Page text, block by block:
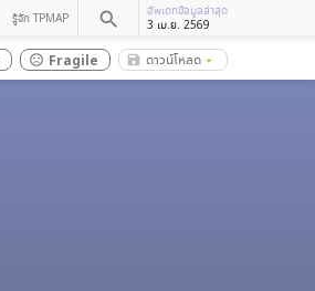
รู้จัก TPMAP search
อัพเดทข้อมูลล่าสุด
3 เม.ย. 2569
sentiment_dissatisfied Fragile save_alt
ดาวน์โหลด arrow_drop_down